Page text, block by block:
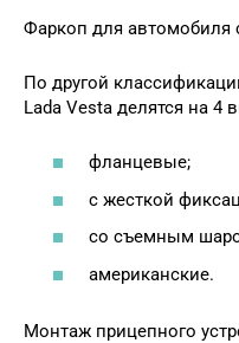
Фаркоп для
По другой
Lada Vesta делятся на 4
фланцевые;
с жесткой
со съемным
американские.
Монтаж прицепного